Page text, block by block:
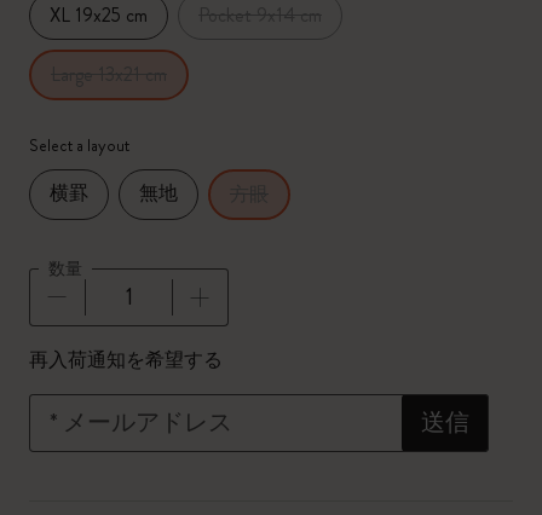
XL 19x25 cm
Select a layout
横罫 無地
数量
数量が1に更新されました
再入荷通知を希望する
送信
* メールアドレス